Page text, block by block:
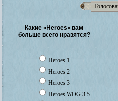
Какие «Heroes» вам
больше всего нравятся?
Heroes 1
Heroes 2
Heroes 3
Heroes WOG 3.5